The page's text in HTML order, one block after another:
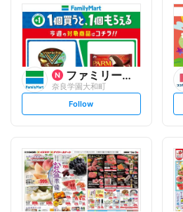
ファミリーマート
奈良学園大和町
s
l
o
w
Follow